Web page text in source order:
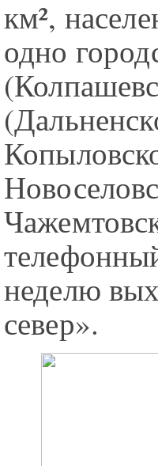
км²,
одно
неделю
север».